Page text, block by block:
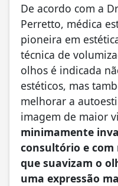
De acordo com a
Perretto, médica
pioneira em
técnica de
olhos é indicada
estéticos, mas
melhorar a
imagem de maior
minimamente
consultório e
que suavizam o
uma expressão